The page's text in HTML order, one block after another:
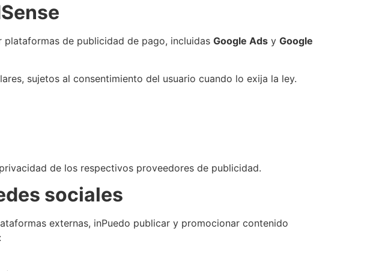
de publicidad de pago, incluidas Google Ads y Google
sujetos al consentimiento del usuario cuando lo exija la ley.
de los respectivos proveedores de publicidad.
sociales
externas, inPuedo publicar y promocionar contenido